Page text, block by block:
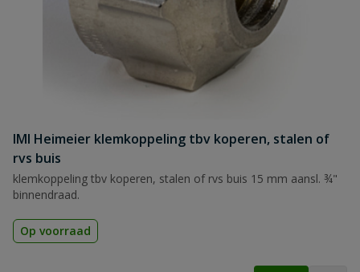
IMI Heimeier klemkoppeling tbv koperen, stalen of
rvs buis
klemkoppeling tbv koperen, stalen of rvs buis 15 mm aansl. ¾"
binnendraad.
Op voorraad